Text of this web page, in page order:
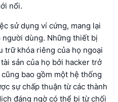
nổi.
sử dụng ví cứng, mang lại
dùng. Những thiết bị
trữ khóa riêng của họ ngoại
sản của họ bởi hacker trở
bao gồm một hệ thống
sự chấp thuận từ các thành
đáng ngờ có thể bị từ chối